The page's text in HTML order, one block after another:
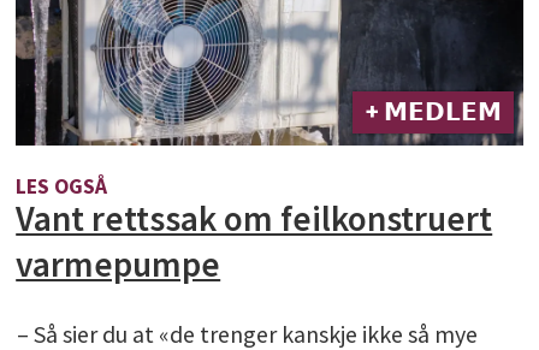
+ 𝗠𝗘𝗗𝗟𝗘𝗠
LES OGSÅ
Vant rettssak om feilkonstruert
varmepumpe
– Så sier du at «de trenger kanskje ikke så mye